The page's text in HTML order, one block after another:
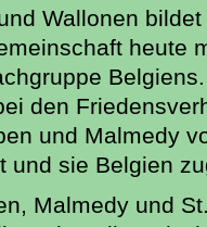
Wallonen
heute
den
und Malmedy
und sie Belgien
Malmedy und